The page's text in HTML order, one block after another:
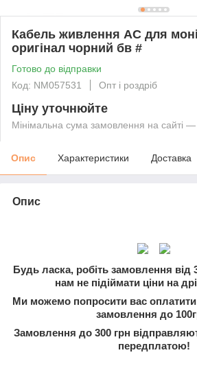
Кабель живлення AC для
оригінал чорний бв #
Готово до відправки
Код: NM057531
Опт і роздріб
Ціну уточнюйте
Мінімальна сума замовлення на сайті
Опис Характеристики Доставка
Опис
Будь ласка, робіть замовлення від
нам не підіймати ціни на
Ми можемо попросити вас оплатити
замовлення до
Замовлення до 300 грн
передплатою!